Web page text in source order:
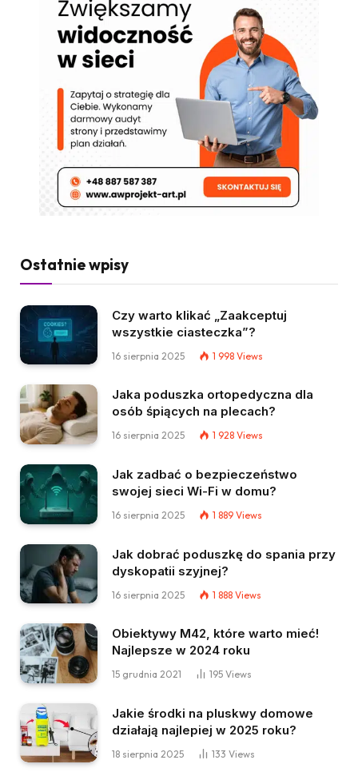
Ostatnie wpisy
Czy warto klikać „Zaakceptuj
wszystkie ciasteczka”?
16 sierpnia 2025 1 998 Views
Jaka poduszka ortopedyczna dla
osób śpiących na plecach?
16 sierpnia 2025 1 928 Views
Jak zadbać o bezpieczeństwo
swojej sieci Wi-Fi w domu?
16 sierpnia 2025 1 889 Views
Jak dobrać poduszkę do spania przy
dyskopatii szyjnej?
16 sierpnia 2025 1 888 Views
Obiektywy M42, które warto mieć!
Najlepsze w 2024 roku
15 grudnia 2021 195 Views
Jakie środki na pluskwy domowe
działają najlepiej w 2025 roku?
18 sierpnia 2025 133 Views